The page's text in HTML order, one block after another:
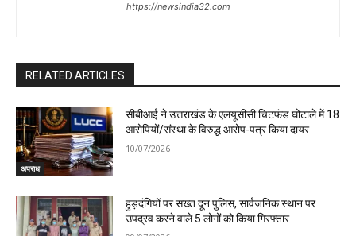
https://newsindia32.com
RELATED ARTICLES
अपराध
सीबीआई ने उत्तराखंड के एलयूसीसी चिटफंड घोटाले में 18
आरोपियों/संस्था के विरुद्ध आरोप-पत्र किया दायर
10/07/2026
हुड़दंगियों पर सख्त दून पुलिस, सार्वजनिक स्थान पर
उपद्रव करने वाले 5 लोगों को किया गिरफ्तार